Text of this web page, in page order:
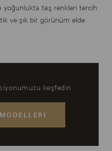
yoğunlukta taş renkleri tercih
ve şık bir görünüm elde
keşfedin